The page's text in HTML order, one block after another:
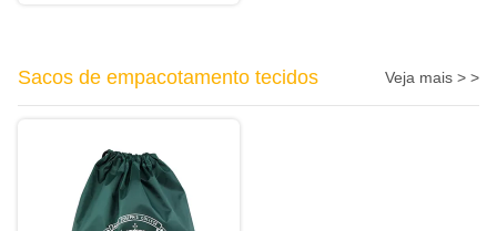
Sacos de empacotamento tecidos Veja mais > >